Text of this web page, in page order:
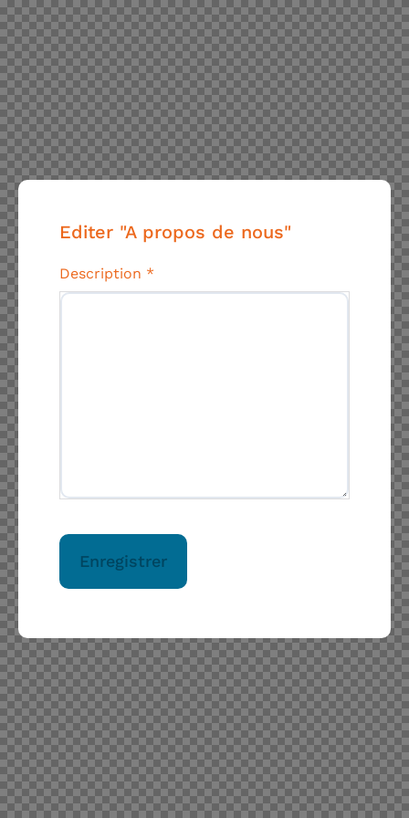
Editer "A propos de nous"
Description *
Enregistrer